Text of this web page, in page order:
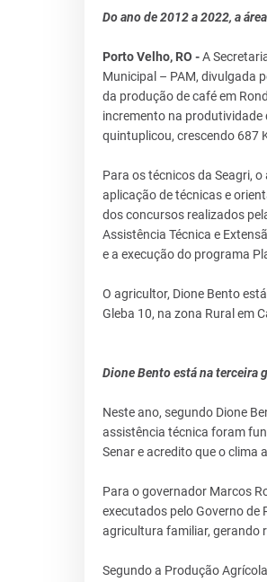
Do ano de 2012 a 2022, a
Porto Velho, RO -A
Municipal – PAM, divulgada
da produção de café em
incremento na produtividade
quintuplicou, crescendo 687
Para os técnicos da Seagri,
aplicação de técnicas e
dos concursos realizados
Assistência Técnica e
e a execução do programa
O agricultor, Dione Bento
Gleba 10, na zona Rural em
Dione Bento está na terceira
Neste ano, segundo Dione
assistência técnica foram
Senar e acredito que o clima
Para o governador Marcos
executados pelo Governo de
agricultura familiar, gerando
Segundo a Produção